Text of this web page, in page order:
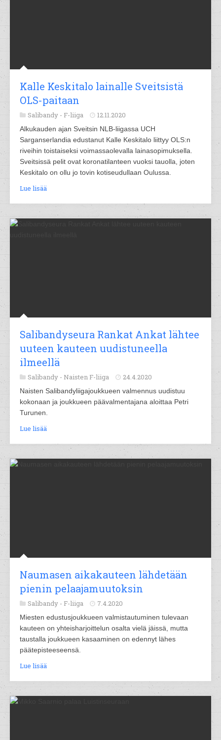
Kalle Keskitalo lainalle Sveitsistä
OLS-paitaan
Salibandy - F-liiga 12.11.2020
Alkukauden ajan Sveitsin NLB-liigassa UCH
Sarganserlandia edustanut Kalle Keskitalo liittyy OLS:n
riveihin toistaiseksi voimassaolevalla lainasopimuksella.
Sveitsissä pelit ovat koronatilanteen vuoksi tauolla, joten
Keskitalo on ollu jo tovin kotiseudullaan Oulussa.
Lue lisää
Salibandyseura Rankat Ankat lähtee
uuteen kauteen uudistuneella
ilmeellä
Salibandy - Naisten F-liiga 24.4.2020
Naisten Salibandyliigajoukkueen valmennus uudistuu
kokonaan ja joukkueen päävalmentajana aloittaa Petri
Turunen.
Lue lisää
Naumasen aikakauteen lähdetään
pienin pelaajamuutoksin
Salibandy - F-liiga 7.4.2020
Miesten edustusjoukkueen valmistautuminen tulevaan
kauteen on yhteisharjoittelun osalta vielä jäissä, mutta
taustalla joukkueen kasaaminen on edennyt lähes
päätepisteeseensä.
Lue lisää